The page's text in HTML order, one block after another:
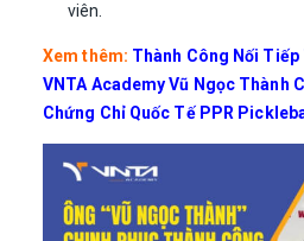
viên.
Xem thêm: Thành Công Nối Tiếp
VNTA Academy Vũ Ngọc Thành
Chứng Chỉ Quốc Tế PPR